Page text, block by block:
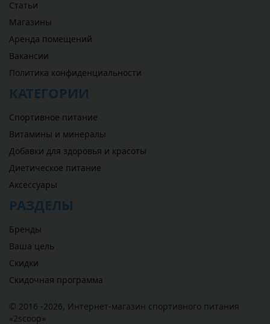
Статьи
Магазины
Аренда помещений
Вакансии
Политика конфиденциальности
КАТЕГОРИИ
Спортивное питание
Витамины и минералы
Добавки для здоровья и красоты
Диетическое питание
Аксессуары
РАЗДЕЛЫ
Бренды
Ваша цель
Скидки
Скидочная программа
© 2016 -2026, Интернет-магазин спортивного питания
«2scoop»